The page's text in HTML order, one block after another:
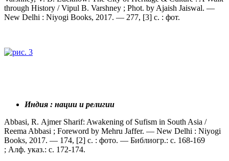
through History / Vipul B. Varshney ; Phot. by Ajaish Jaiswal. —
New Delhi : Niyogi Books, 2017. — 277, [3] с. : фот.
Индия : нации и религии
Abbasi, R. Ajmer Sharif: Awakening of Sufism in South Asia /
Reema Abbasi ; Foreword by Mehru Jaffer. — New Delhi : Niyogi
Books, 2017. — 174, [2] с. : фото. — Библиогр.: с. 168-169
; Алф. указ.: с. 172-174.